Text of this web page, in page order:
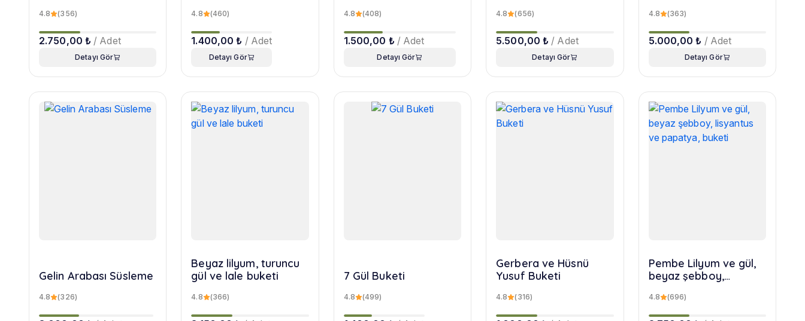
4.8 (356)
2.750,00 ₺ / Adet
Detayı Gör
4.8 (460)
1.400,00 ₺ / Adet
Detayı Gör
4.8 (408)
1.500,00 ₺ / Adet
Detayı Gör
4.8 (656)
5.500,00 ₺ / Adet
Detayı Gör
4.8 (363)
5.000,00 ₺ / Adet
Detayı Gör
Gelin Arabası Süsleme
4.8 (326)
Beyaz lilyum, turuncu
gül ve lale buketi
4.8 (366)
7 Gül Buketi
4.8 (499)
Gerbera ve Hüsnü
Yusuf Buketi
4.8 (316)
Pembe Lilyum ve gül,
beyaz şebboy,
buketi
4.8 (696)